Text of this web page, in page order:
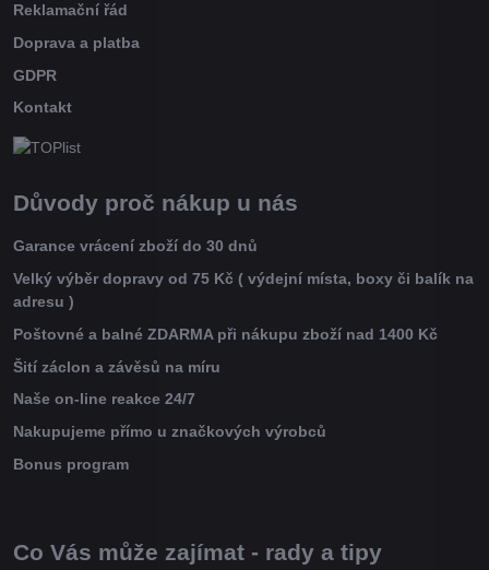
Reklamační řád
Doprava a platba
GDPR
Kontakt
Důvody proč nákup u nás
Garance vrácení zboží do 30 dnů
Velký výběr dopravy od 75 Kč ( výdejní místa, boxy či balík na
adresu )
Poštovné a balné ZDARMA při nákupu zboží nad 1400 Kč
Šití záclon a závěsů na míru
Naše on-line reakce 24/7
Nakupujeme přímo u značkových výrobců
Bonus program
Co Vás může zajímat - rady a tipy